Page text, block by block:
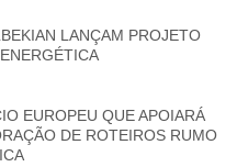
LANÇAM PROJETO
EUROPEU QUE APOIARÁ
DE ROTEIROS RUMO